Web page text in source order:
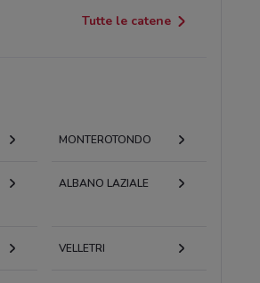
Tutte le catene
MONTEROTONDO
ALBANO LAZIALE
VELLETRI